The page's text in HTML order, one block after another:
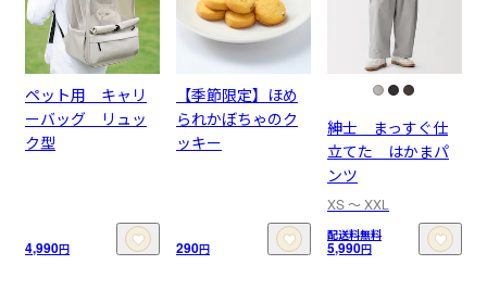
ペット用 キャリ
ーバッグ リュッ
ク型
4,990円
【季節限定】ほめ
られかぼちゃのク
ッキー
290円
紳士 まっすぐ仕
立てた はかまパ
ンツ
XS 〜 XXL
配送料無料
5,990円